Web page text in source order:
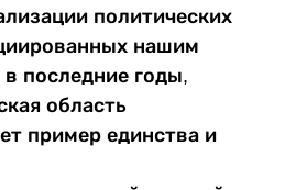
политических
нашим
последние годы,
область
пример единства и